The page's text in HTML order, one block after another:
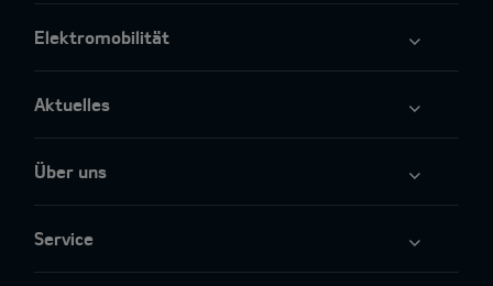
Elektromobilität
Aktuelles
Über uns
Service